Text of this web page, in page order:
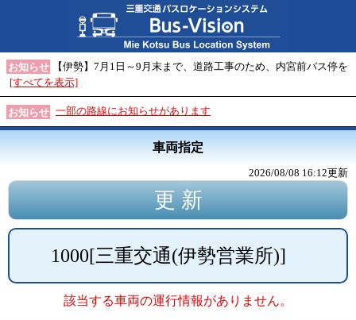
お知らせ
【伊勢】7月1日～9月末まで、道路工事のため、内宮前バス停を
[すべてを表示]
お知らせ 一部の路線にお知らせがあります
車両指定
2026/08/08 16:12更新
1000[三重交通(伊勢営業所)]
該当する車両の運行情報がありません。